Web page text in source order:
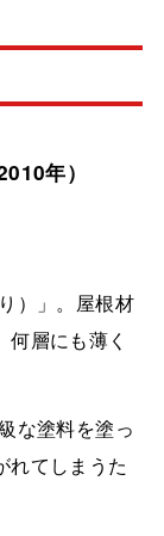
年）
）」。屋根材
層にも薄く
な塗料を塗っ
れてしまうた